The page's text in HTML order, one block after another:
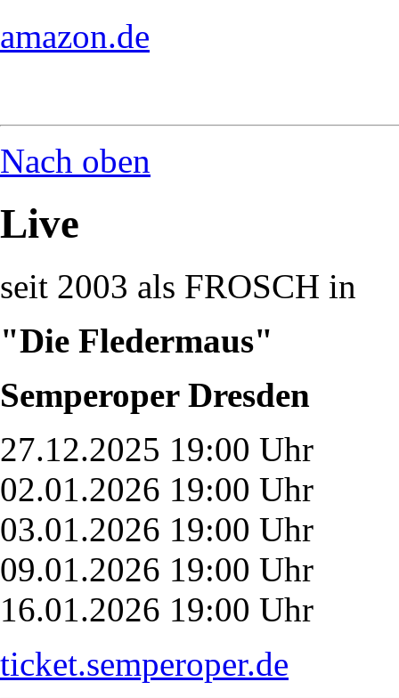
amazon.de
Nach oben
Live
seit 2003 als FROSCH in
"Die Fledermaus"
Semperoper Dresden
27.12.2025 19:00 Uhr
02.01.2026 19:00 Uhr
03.01.2026 19:00 Uhr
09.01.2026 19:00 Uhr
16.01.2026 19:00 Uhr
ticket.semperoper.de